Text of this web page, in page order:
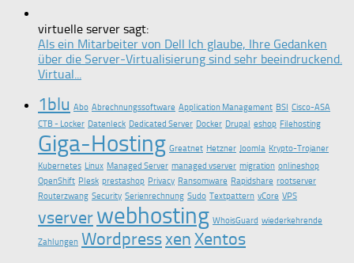
virtuelle server sagt:
Als ein Mitarbeiter von Dell Ich glaube, Ihre Gedanken
über die Server-Virtualisierung sind sehr beeindruckend.
Virtual...
1blu Abo Abrechnungssoftware Application Management BSI Cisco-ASA
CTB - Locker Datenleck Dedicated Server Docker Drupal eshop Filehosting
Giga-Hosting Greatnet Hetzner Joomla Krypto-Trojaner
Kubernetes Linux Managed Server managed vserver migration onlineshop
OpenShift Plesk prestashop Privacy Ransomware Rapidshare rootserver
Routerzwang Security Serienrechnung Sudo Textpattern vCore VPS
vserverwebhosting WhoisGuard wiederkehrende
Zahlungen WordpressxenXentos